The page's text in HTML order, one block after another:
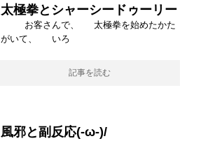
太極拳とシャーシードゥーリー
お客さんで、 太極拳を始めたかた
がいて、 いろ
記事を読む
風邪と副反応(-ω-)/